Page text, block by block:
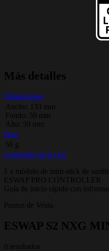
Más detalles
Dimensiones
Ancho: 133 mm
Fondo: 50 mm
Alto: 50 mm
Peso
56 g
Contenido de la caja
1 x módulo de mini-stick de
ESWAP PRO CONTROLLER
Guía de inicio rápido con
Puntos de Venta
ESWAP S2 NXG
0 resultados